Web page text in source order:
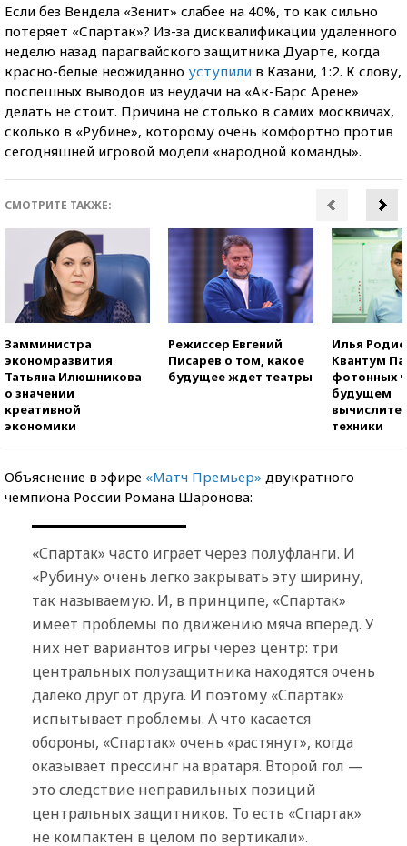
Если без Вендела «Зенит» слабее на 40%, то как сильно
потеряет «Спартак»? Из-за дисквалификации удаленного
неделю назад парагвайского защитника Дуарте, когда
красно-белые неожиданно уступили в Казани, 1:2. К слову,
поспешных выводов из неудачи на «Ак-Барс Арене»
делать не стоит. Причина не столько в самих москвичах,
сколько в «Рубине», которому очень комфортно против
сегодняшней игровой модели «народной команды».
СМОТРИТЕ ТАКЖЕ:
Замминистра
экономразвития
Татьяна Илюшникова
о значении
креативной
экономики
Режиссер Евгений
Писарев о том, какое
будущее ждет театры
Илья
Квантум
фотонных
будущем
техники
Объяснение в эфире «Матч Премьер» двукратного
чемпиона России Романа Шаронова:
«Спартак» часто играет через полуфланги. И
«Рубину» очень легко закрывать эту ширину,
так называемую. И, в принципе, «Спартак»
имеет проблемы по движению мяча вперед. У
них нет вариантов игры через центр: три
центральных полузащитника находятся очень
далеко друг от друга. И поэтому «Спартак»
испытывает проблемы. А что касается
обороны, «Спартак» очень «растянут», когда
оказывает прессинг на вратаря. Второй гол —
это следствие неправильных позиций
центральных защитников. То есть «Спартак»
не компактен в целом по вертикали».